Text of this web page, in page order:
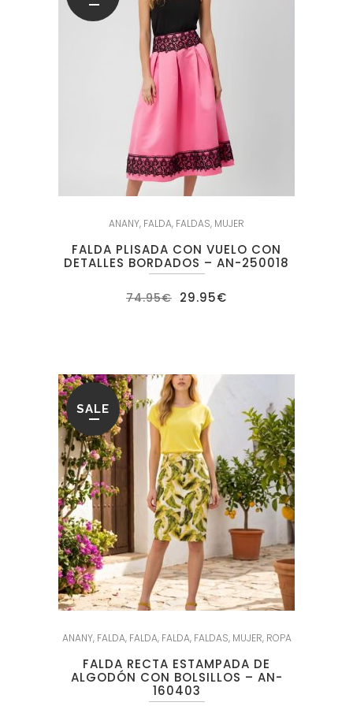
ANANY, FALDA, FALDAS, MUJER
FALDA PLISADA CON VUELO CON
DETALLES BORDADOS – AN-250018
74.95€ El
precio
29.95€
SALE
ANANY, FALDA, FALDA, FALDA, FALDAS, MUJER, ROPA
FALDA RECTA ESTAMPADA DE
ALGODÓN CON BOLSILLOS – AN-
160403